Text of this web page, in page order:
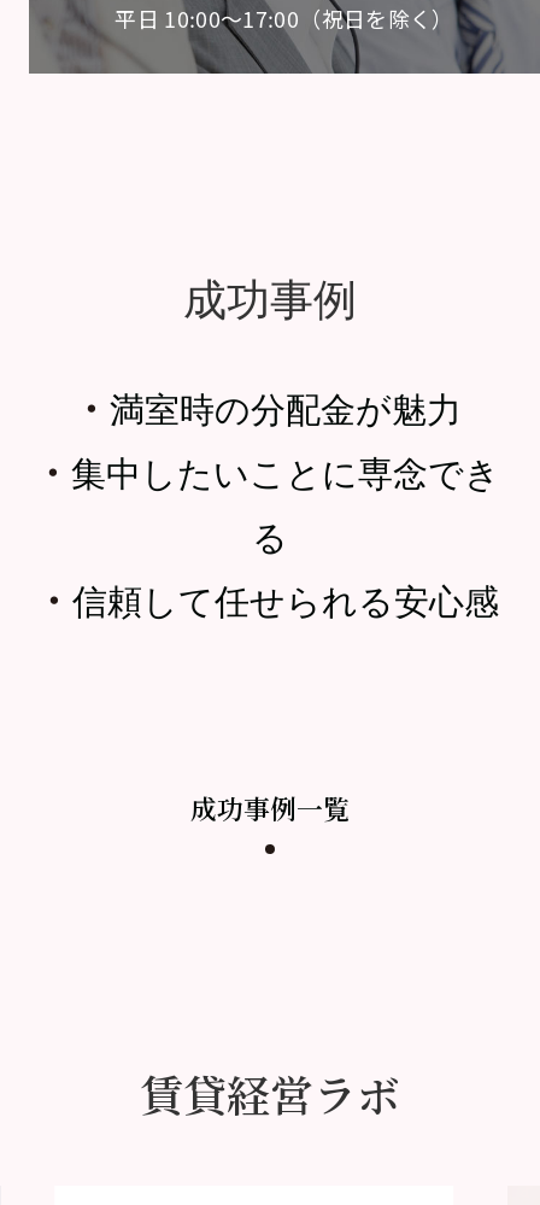
平日 10:00〜17:00（祝日を除く）
成功事例
・ 満室時の分配金が魅力
・ 集中したいことに専念でき
る
・ 信頼して任せられる安心感
成功事例一覧
賃貸経営ラボ